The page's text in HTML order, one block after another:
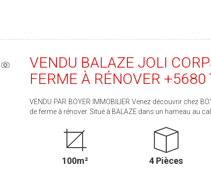
VENDU BALAZE JOLI
FERME À RÉNOVER +5680
VENDU PAR BOYER IMMOBILIER Venez découvrir chez
de ferme à rénover. Situé à BALAZE dans un hameau au calme, cette bâtisse de caractère
une salle d'eau, un WC. A l'étage 2 chambres, un WC. Un
un grand garage et 2 dépendances, Le tout sur une
160.00 € soit 220 000.00 €+ 3.71 % d'honoraires TTC
100m² 4 Pièces